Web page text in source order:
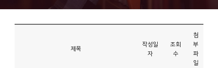
제목
작성일
자
조회
수
첨
부
파
일
지
사